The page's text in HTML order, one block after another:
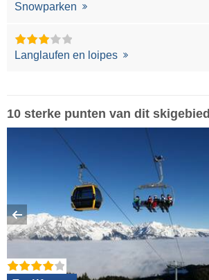
Snowparken
Langlaufen en loipes
10 sterke punten van dit skigebied